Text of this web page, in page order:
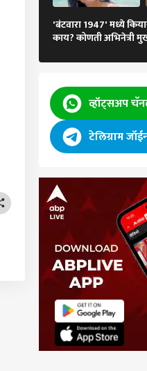
'बंटवारा 1947' मध्ये
काय? कोणती अभिनेत्री
व्हॉट्सअप
टेलिग्राम